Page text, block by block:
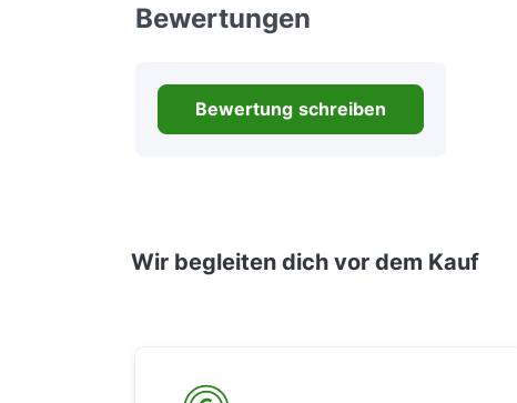
Bewertungen
Bewertung schreiben
Wir begleiten dich vor dem Kauf